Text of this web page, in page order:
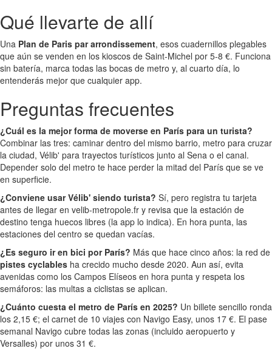
Qué llevarte de allí
Una Plan de Paris par arrondissement, esos cuadernillos plegables
que aún se venden en los kioscos de Saint-Michel por 5-8 €. Funciona
sin batería, marca todas las bocas de metro y, al cuarto día, lo
entenderás mejor que cualquier app.
Preguntas frecuentes
¿Cuál es la mejor forma de moverse en París para un turista?
Combinar las tres: caminar dentro del mismo barrio, metro para cruzar
la ciudad, Vélib' para trayectos turísticos junto al Sena o el canal.
Depender solo del metro te hace perder la mitad del París que se ve
en superficie.
¿Conviene usar Vélib' siendo turista? Sí, pero registra tu tarjeta
antes de llegar en velib-metropole.fr y revisa que la estación de
destino tenga huecos libres (la app lo indica). En hora punta, las
estaciones del centro se quedan vacías.
¿Es seguro ir en bici por París? Más que hace cinco años: la red de
pistes cyclables ha crecido mucho desde 2020. Aun así, evita
avenidas como los Campos Elíseos en hora punta y respeta los
semáforos: las multas a ciclistas se aplican.
¿Cuánto cuesta el metro de París en 2025? Un billete sencillo ronda
los 2,15 €; el carnet de 10 viajes con Navigo Easy, unos 17 €. El pase
semanal Navigo cubre todas las zonas (incluido aeropuerto y
Versalles) por unos 31 €.